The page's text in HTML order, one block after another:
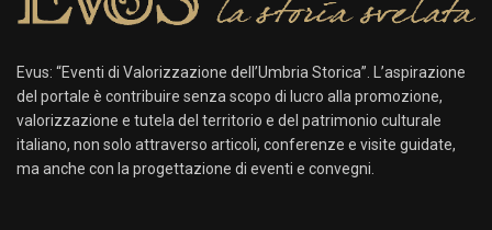
Evus: “Eventi di Valorizzazione dell’Umbria Storica”. L’aspirazione
del portale è contribuire senza scopo di lucro alla promozione,
valorizzazione e tutela del territorio e del patrimonio culturale
italiano, non solo attraverso articoli, conferenze e visite guidate,
ma anche con la progettazione di eventi e convegni.